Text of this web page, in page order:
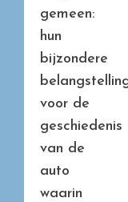
gemeen:
hun
bijzondere
voor de
geschiedenis
van de
auto
waarin